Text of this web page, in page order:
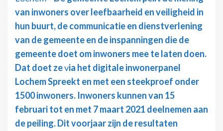
van inwoners over leefbaarheid en veiligheid in
hun buurt, de communicatie en dienstverlening
van de gemeente en de inspanningen die de
gemeente doet om inwoners mee te laten doen.
Dat doet zevia het digitale inwonerpanel
Lochem Spreekt en met een steekproef onder
1500 inwoners. Inwoners kunnen van 15
februari tot en met 7 maart 2021 deelnemen aan
de peiling. Dit voorjaar zijn de resultaten